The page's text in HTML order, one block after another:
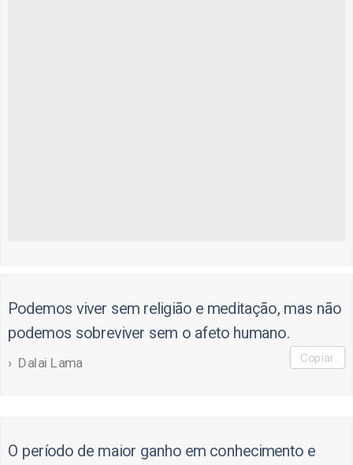
Podemos viver sem religião e meditação, mas não
podemos sobreviver sem o afeto humano.
Dalai Lama Copiar
O período de maior ganho em conhecimento e